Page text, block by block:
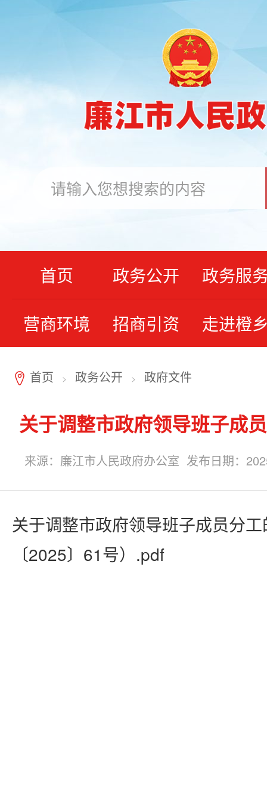
首页 政务公开 政务服
营商环境 招商引资 走进橙
7 首页 > 政务公开 > 政府文件
关于调整市政府领导班子成
来源：廉江市人民政府办公室 发布日期：
关于调整市政府领导班子成员分
〔2025〕61号）.pdf